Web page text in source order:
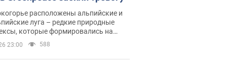
расположены альпийские и
луга – редкие природные
которые формировались на
сотен лет
23:00 588